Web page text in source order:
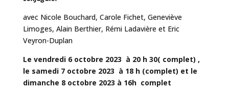
avec Nicole Bouchard, Carole Fichet, Geneviève
Limoges, Alain Berthier, Rémi Ladavière et Eric
Veyron-Duplan
Le vendredi 6 octobre 2023 à 20 h 30( complet) ,
le samedi 7 octobre 2023 à 18 h (complet) et le
dimanche 8 octobre 2023 à 16h complet